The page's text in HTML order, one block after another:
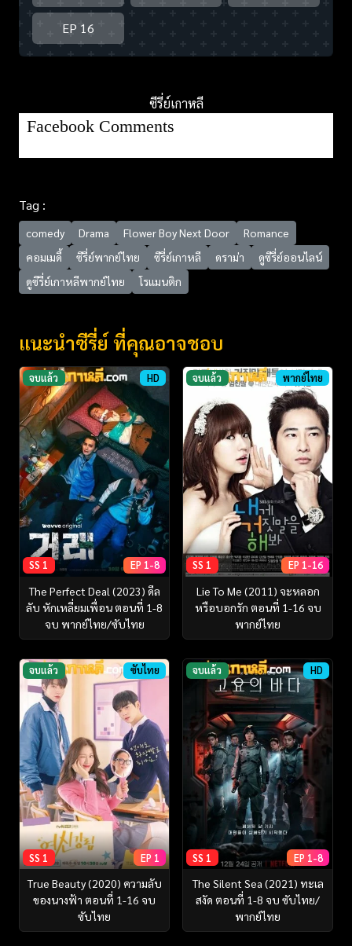
EP 16
ซีรี่ย์เกาหลี
Facebook Comments
Tag :
comedy Drama Flower Boy Next Door
Romance
คอมเมดี้
ซีรี่ย์พากย์ไทย ซีรี่ย์เกาหลี ดราม่า
ดูซีรี่ย์ออนไลน์
ดูซีรี่ย์เกาหลีพากย์ไทย
โรแมนติก
แนะนำซีรี่ย์ ที่คุณอาจชอบ
จบแล้ว HD
SS 1 EP 1-8
The Perfect Deal (2023) ดีล
ลับ หักเหลี่ยมเพื่อน ตอนที่ 1-8
จบ พากย์ไทย/ซับไทย
จบแล้ว พากย์ไทย
SS 1 EP 1-16
Lie To Me (2011) จะหลอก
หรือบอกรัก ตอนที่ 1-16 จบ
พากย์ไทย
จบแล้ว ซับไทย
SS 1 EP 1
True Beauty (2020) ความลับ
ของนางฟ้า ตอนที่ 1-16 จบ
ซับไทย
จบแล้ว HD
SS 1 EP 1-8
The Silent Sea (2021) ทะเล
สงัด ตอนที่ 1-8 จบ ซับไทย/
พากย์ไทย